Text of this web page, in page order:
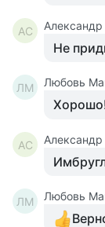
АС Александр
Не
ЛМ Любовь
АС Александр
ЛМ Любовь